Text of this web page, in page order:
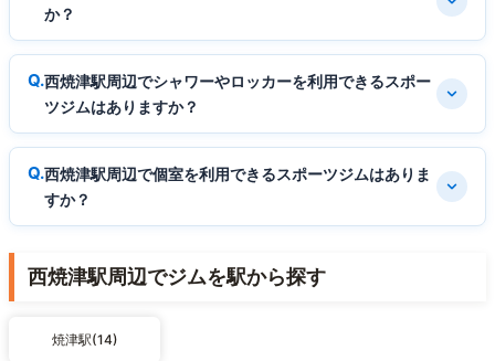
か？
西焼津駅周辺でシャワーやロッカーを利用できるスポー
ツジムはありますか？
西焼津駅周辺で個室を利用できるスポーツジムはありま
すか？
西焼津駅周辺でジムを駅から探す
焼津駅(14)